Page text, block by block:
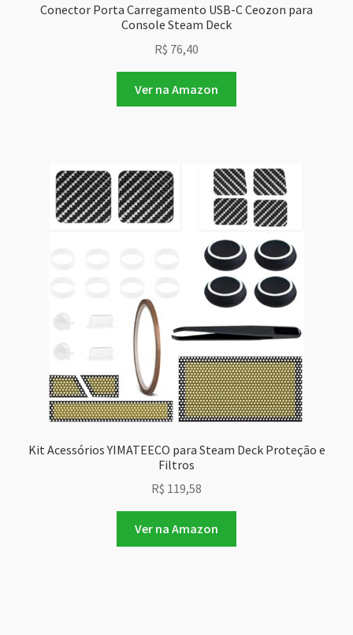
Conector Porta Carregamento USB-C Ceozon para
Console Steam Deck
R$ 76,40
Ver na Amazon
Kit Acessórios YIMATEECO para Steam Deck Proteção e
Filtros
R$ 119,58
Ver na Amazon